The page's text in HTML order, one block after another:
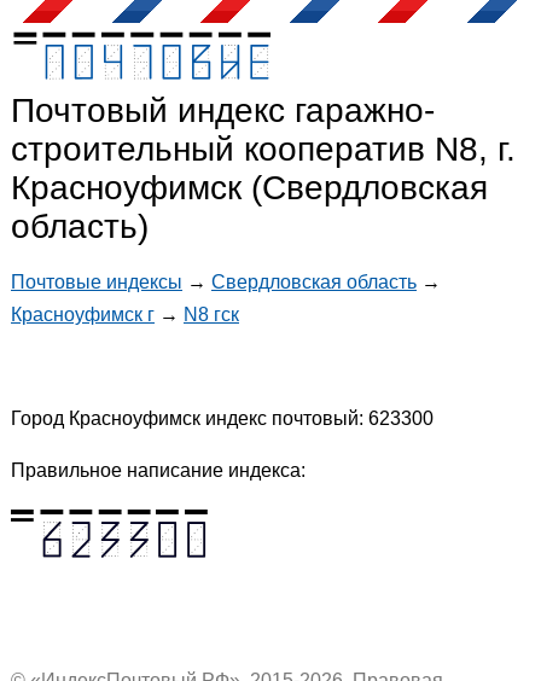
Почтовый индекс гаражно-
строительный кооператив N8, г.
Красноуфимск (Свердловская
область)
Почтовые индексы → Свердловская область →
Красноуфимск г → N8 гск
Город Красноуфимск индекс почтовый: 623300
Правильное написание индекса: